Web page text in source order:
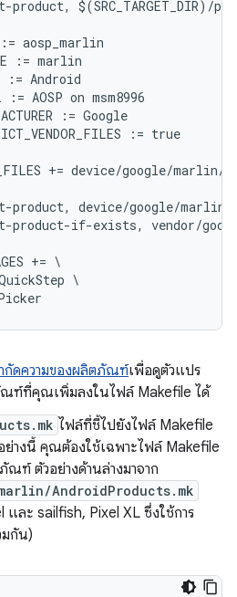
$(SRC_TARGET_DIR)/
:= aosp_marlin
:= marlin
:= Android
:= AOSP on msm8996
:= Google
:= true
+= device/google/marlin/
device/google/marlin/
if-exists, vendor/
+= \
\
กัดความของผลิตภัณฑ์เพื่อดูตัวแปร
ณฑ์ที่คุณเพิ่มลงในไฟล์ Makefile ได้
ไฟล์ที่ชี้ไปยังไฟล์ Makefile
างนี้ คุณต้องใช้เฉพาะไฟล์ Makefile
ณฑ์ ตัวอย่างด้านล่างมาจาก
AndroidProducts.mk
และ sailfish, Pixel XL ซึ่งใช้การ
กัน)